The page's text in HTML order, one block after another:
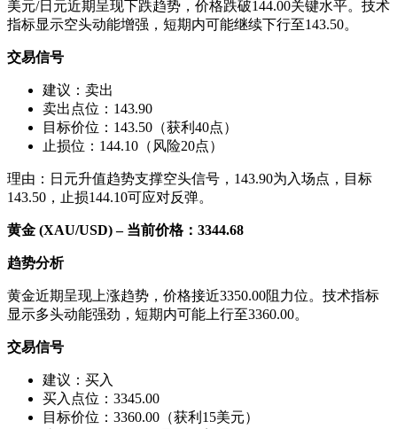
美元/日元近期呈现下跌趋势，价格跌破144.00关键水平。技术
指标显示空头动能增强，短期内可能继续下行至143.50。
交易信号
建议：卖出
卖出点位：143.90
目标价位：143.50（获利40点）
止损位：144.10（风险20点）
理由：日元升值趋势支撑空头信号，143.90为入场点，目标
143.50，止损144.10可应对反弹。
黄金 (XAU/USD) – 当前价格：3344.68
趋势分析
黄金近期呈现上涨趋势，价格接近3350.00阻力位。技术指标
显示多头动能强劲，短期内可能上行至3360.00。
交易信号
建议：买入
买入点位：3345.00
目标价位：3360.00（获利15美元）